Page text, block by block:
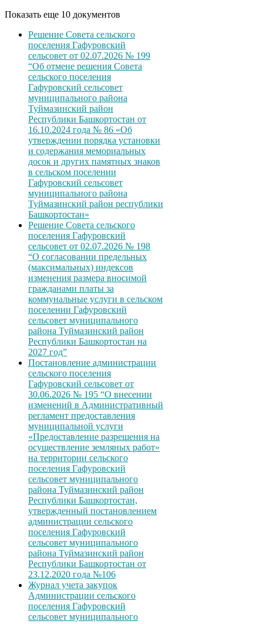
Показать еще 10 документов
Решение Совета сельского
поселения Гафуровский
сельсовет от 02.07.2026 № 199
“Об отмене решения Совета
сельского поселения
Гафуровский сельсовет
муниципального района
Туймазинский район
Республики Башкортостан от
16.10.2024 года № 86 «Об
утверждении порядка установки
и содержания мемориальных
досок и других памятных знаков
в сельском поселении
Гафуровский сельсовет
муниципального района
Туймазинский район республики
Башкортостан»
Решение Совета сельского
поселения Гафуровский
сельсовет от 02.07.2026 № 198
“О согласовании предельных
(максимальных) индексов
изменения размера вносимой
гражданами платы за
коммунальные услуги в сельском
поселении Гафуровский
сельсовет муниципального
района Туймазинский район
Республики Башкортостан на
2027 год”
Постановление администрации
сельского поселения
Гафуровский сельсовет от
30.06.2026 № 195 “О внесении
изменений в Административный
регламент предоставления
муниципальной услуги
«Предоставление разрешения на
осуществление земляных работ»
на территории сельского
поселения Гафуровский
сельсовет муниципального
района Туймазинский район
Республики Башкортостан,
утвержденный постановлением
администрации сельского
поселения Гафуровский
сельсовет муниципального
района Туймазинский район
Республики Башкортостан от
23.12.2020 года №106
Журнал учета закупок
Администрации сельского
поселения Гафуровский
сельсовет муниципального